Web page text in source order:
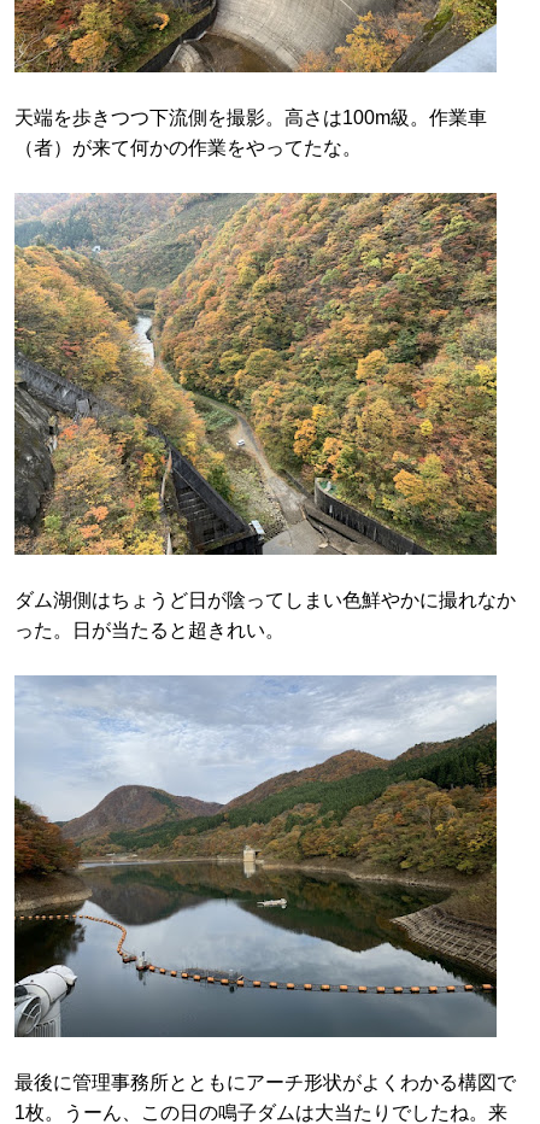
天端を歩きつつ下流側を撮影。高さは100m級。作業車
（者）が来て何かの作業をやってたな。
ダム湖側はちょうど日が陰ってしまい色鮮やかに撮れなか
った。日が当たると超きれい。
最後に管理事務所とともにアーチ形状がよくわかる構図で
1枚。うーん、この日の鳴子ダムは大当たりでしたね。来